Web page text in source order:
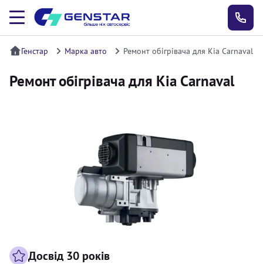
Генстар Марка авто Ремонт обігрівача для Kia Carnaval
Ремонт обігрівача для Kia Carnaval
Досвід 30 років